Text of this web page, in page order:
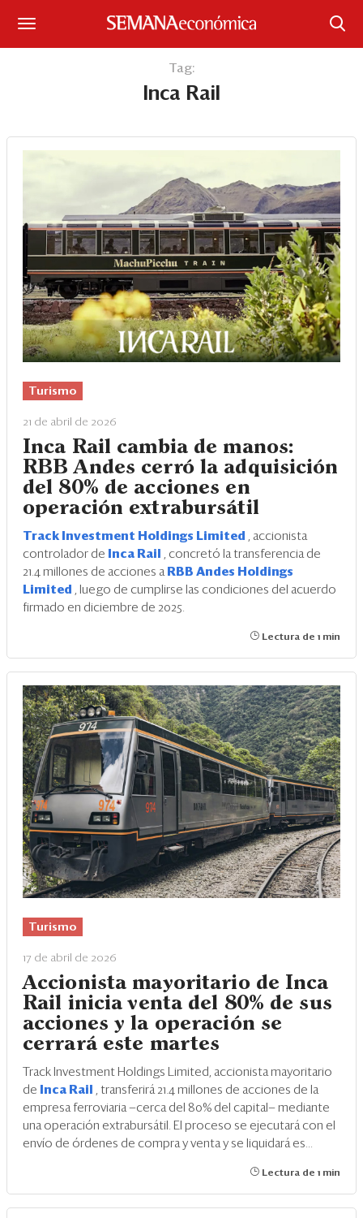
Portada
Sectores y Empresas
Management
Economía y Finanzas
Legal y Política
Eventos
Blogs
Ranking CEO
Edición Impresa
Tag:
Inca Rail
Turismo
21 de abril de 2026
Inca Rail cambia de manos:
RBB Andes cerró la adquisición
del 80% de acciones en
operación extrabursátil
Track Investment Holdings Limited , accionista
controlador de
Inca Rail , concretó la transferencia de
21.4 millones de acciones a RBB Andes Holdings
Limited , luego de cumplirse las condiciones del acuerdo
firmado en diciembre de 2025.
Lectura de 1 min
Turismo
17 de abril de 2026
Accionista mayoritario de Inca
Rail inicia venta del 80% de sus
acciones y la operación se
cerrará este martes
Track Investment Holdings Limited, accionista mayoritario
de
Inca Rail
, transferirá 21.4 millones de acciones de la
empresa ferroviaria —cerca del 80% del capital— mediante
una operación extrabursátil. El proceso se ejecutará con el
envío de órdenes de compra y venta y se liquidará es...
Lectura de 1 min